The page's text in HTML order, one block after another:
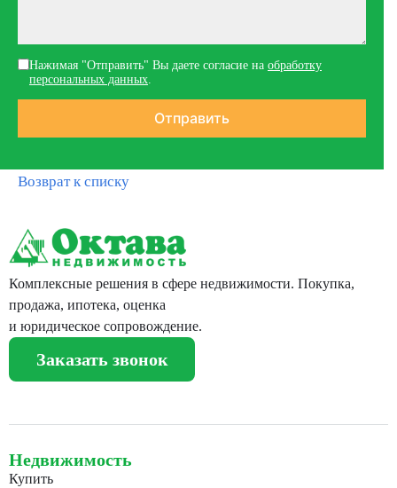
Нажимая "Отправить" Вы даете согласие на обработку
персональных данных
Возврат к списку
Комплексные решения в сфере недвижимости. Покупка,
продажа, ипотека, оценка
и юридическое сопровождение.
Заказать звонок
Недвижимость
Купить